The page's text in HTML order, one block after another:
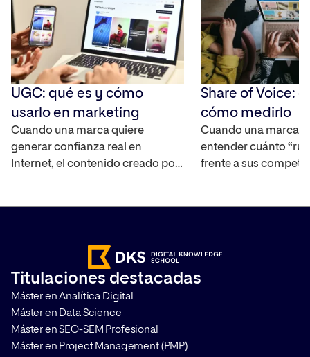
UGC: qué es y cómo
usarlo en marketing
Cuando una marca quiere
generar confianza real en
Internet, el contenido creado por
ayuda a construir credibilidad y
acelera el proceso en la toma de
decisiones de compra. Te
contamos en qué consiste y […]
Share of Voice:
cómo medirlo
Cuando una marca
entender cuánto
frente a sus
Titulaciones destacadas
Máster en Analítica Digital
Máster en Data Science
Máster en SEO-SEM Profesional
Máster en Project Management (PMP)